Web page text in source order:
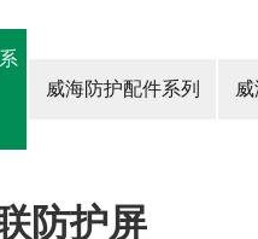
威海防护配件系列
防护屏